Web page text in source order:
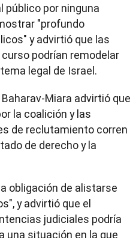
público por ninguna
"profundo
y advirtió que las
podrían remodelar
legal de Israel.
Miara advirtió que
la coalición y las
de reclutamiento corren
de derecho y la
obligación de alistarse
y advirtió que el
judiciales podría
una situación en la que